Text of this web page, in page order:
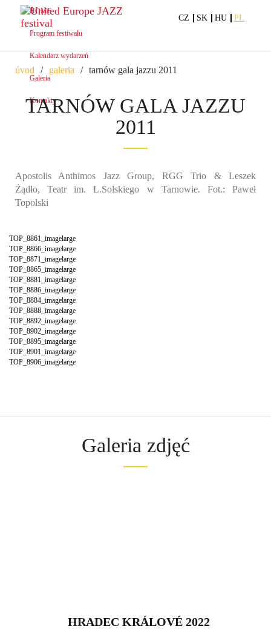
CZ SK HU PL
HOME
Program festiwalu
Kalendarz wydarzeń
Galeria
Kontakty
úvod galeria tarnów gala jazzu 2011
TARNÓW GALA JAZZU
2011
Apostolis Anthimos Jazz Group, RGG Trio & Leszek
Żądło, Teatr im. L.Solskiego w Tarnowie. Fot.: Paweł
Topolski
TOP_8861_imagelarge
TOP_8866_imagelarge
TOP_8871_imagelarge
TOP_8865_imagelarge
TOP_8881_imagelarge
TOP_8886_imagelarge
TOP_8884_imagelarge
TOP_8888_imagelarge
TOP_8892_imagelarge
TOP_8902_imagelarge
TOP_8895_imagelarge
TOP_8901_imagelarge
TOP_8906_imagelarge
Galeria zdjęć
HRADEC KRÁLOVÉ 2022